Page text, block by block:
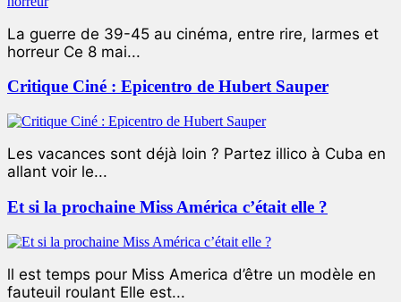
La guerre de 39-45 au cinéma, entre rire, larmes et
horreur Ce 8 mai...
Critique Ciné : Epicentro de Hubert Sauper
Les vacances sont déjà loin ? Partez illico à Cuba en
allant voir le...
Et si la prochaine Miss América c’était elle ?
ll est temps pour Miss America d’être un modèle en
fauteuil roulant Elle est...